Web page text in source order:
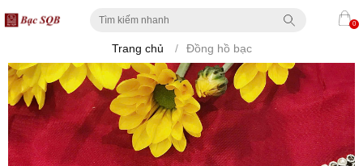
0
Trang chủ / Đồng hồ bạc